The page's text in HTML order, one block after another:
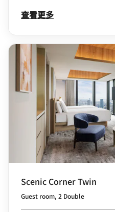
查看更多
Scenic Corner Twin
Guest room, 2 Double